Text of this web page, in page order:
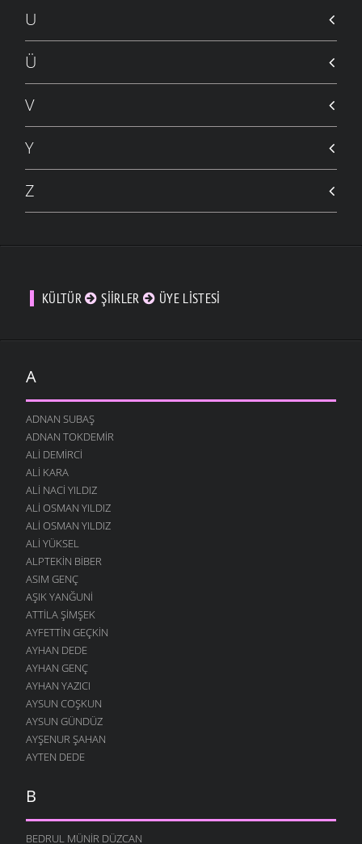
U
Ü
V
Y
Z
KÜLTÜR ŞIIRLER ÜYE LISTESI
A
ADNAN SUBAŞ
ADNAN TOKDEMIR
ALI DEMIRCI
ALI KARA
ALI NACI YILDIZ
ALI OSMAN YILDIZ
ALI OSMAN YILDIZ
ALI YÜKSEL
ALPTEKIN BIBER
ASIM GENÇ
AŞIK YANĞUNI
ATTILA ŞIMŞEK
AYFETTIN GEÇKIN
AYHAN DEDE
AYHAN GENÇ
AYHAN YAZICI
AYSUN COŞKUN
AYSUN GÜNDÜZ
AYŞENUR ŞAHAN
AYTEN DEDE
B
BEDRUL MÜNIR DÜZCAN